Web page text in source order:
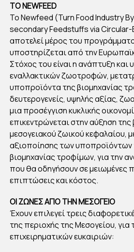
ΤΟ NEWFEED
Το Newfeed (Turn Food Industry
secondary Feedstuffs via
αποτελεί μέρος του
υποστηρίζεται από την
Στόχος του είναι η ανάπτυξη και
εναλλακτικών ζωοτροφών,
υποπροϊόντα της βιομηχανίας
δευτερογενείς, υψηλής αξίας,
μια προσέγγιση κυκλικής
επικεντρώνεται στην αύξηση
μεσογειακού ζωικού κεφαλαίου,
αξιοποίησης των υποπροϊόντων
βιομηχανίας τροφίμων, για την
που θα οδηγήσουν σε μειωμένες
επιπτώσεις και κόστος.
ΟΙ ΖΩΝΕΣ ΑΠΟ ΤΗΝ ΜΕΣΟΓΕΙΟ
Έχουν επιλεγεί τρεις
της περιοχής της Μεσογείου, για
επιχειρηματικών ευκαιριών: